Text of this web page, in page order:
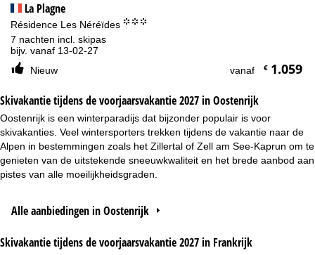
La Plagne
Résidence Les Néréïdes °°°
7 nachten incl. skipas
bijv. vanaf 13-02-27
Nieuw
vanaf €1.059
Skivakantie tijdens de voorjaarsvakantie 2027 in Oostenrijk
Oostenrijk is een winterparadijs dat bijzonder populair is voor
skivakanties. Veel wintersporters trekken tijdens de vakantie naar de
Alpen in bestemmingen zoals het Zillertal of Zell am See-Kaprun om te
genieten van de uitstekende sneeuwkwaliteit en het brede aanbod aan
pistes van alle moeilijkheidsgraden.
Alle aanbiedingen in Oostenrijk
Skivakantie tijdens de voorjaarsvakantie 2027 in Frankrijk